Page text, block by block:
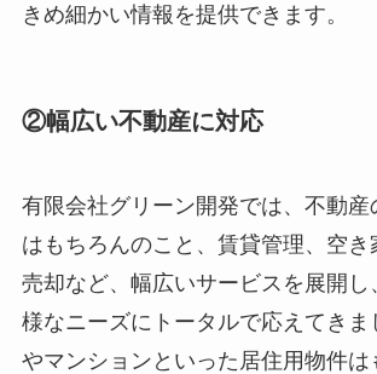
きめ細かい情報を提供できます。
②幅広い不動産に対応
有限会社グリーン開発では、不動産
はもちろんのこと、賃貸管理、空き
売却など、幅広いサービスを展開し
様なニーズにトータルで応えてきま
やマンションといった居住用物件は